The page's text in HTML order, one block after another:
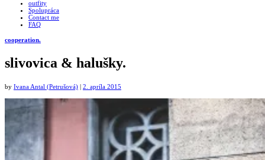
outfity
Spolupráca
Contact me
FAQ
cooperation.
slivovica & halušky.
by Ivana Antal (Petrušová) 2. apríla 2015